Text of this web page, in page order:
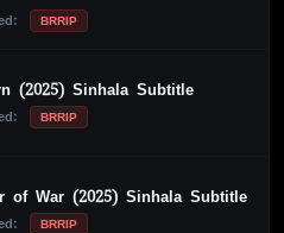
BRRIP
(2025) Sinhala Subtitle
BRRIP
of War (2025) Sinhala Subtitle
BRRIP